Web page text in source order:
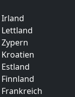
Irland